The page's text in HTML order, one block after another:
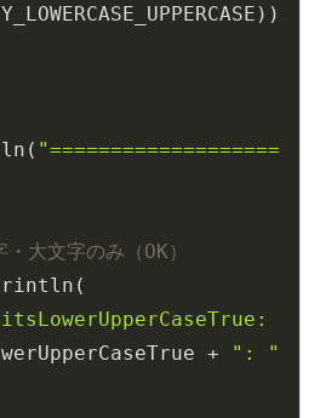
"===================
大文字のみ（OK）
+
": "